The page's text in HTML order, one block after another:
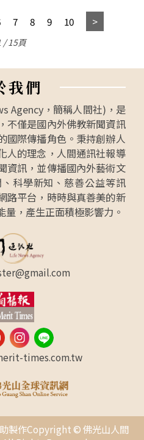
7 8 9 10
/ 15頁
我們
Agency，簡稱人間社)，是
不僅是國內外佛教新聞資訊
國際傳播角色。秉持創辦人
人的理念，人間通訊社報導
資訊，並傳播國內外藝術文
科學新知、慈善公益等訊
路平台，時時與真善美的新
，產生正面積極影響力。
times.com.tw
製作Copyright © 佛光山人間